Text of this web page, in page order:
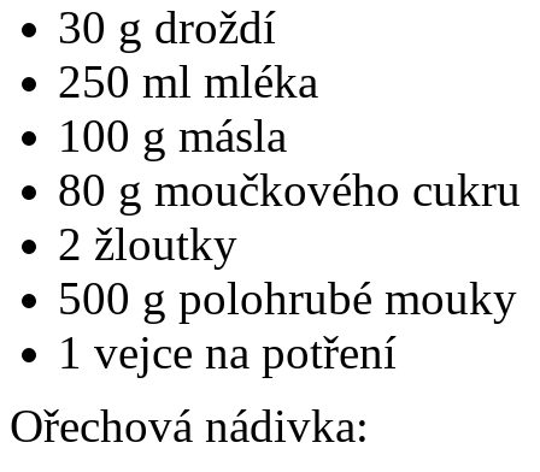
30 g droždí
250 ml mléka
100 g másla
80 g moučkového cukru
2 žloutky
500 g polohrubé mouky
1 vejce na potření
Ořechová nádivka: